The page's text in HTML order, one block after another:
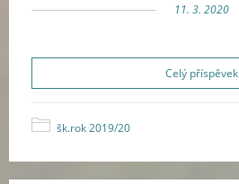
11. 3. 2020
Celý příspěvek
šk.rok 2019/20